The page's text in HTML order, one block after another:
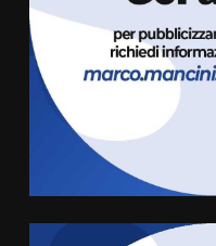
4
Carta
piano
6
5 6